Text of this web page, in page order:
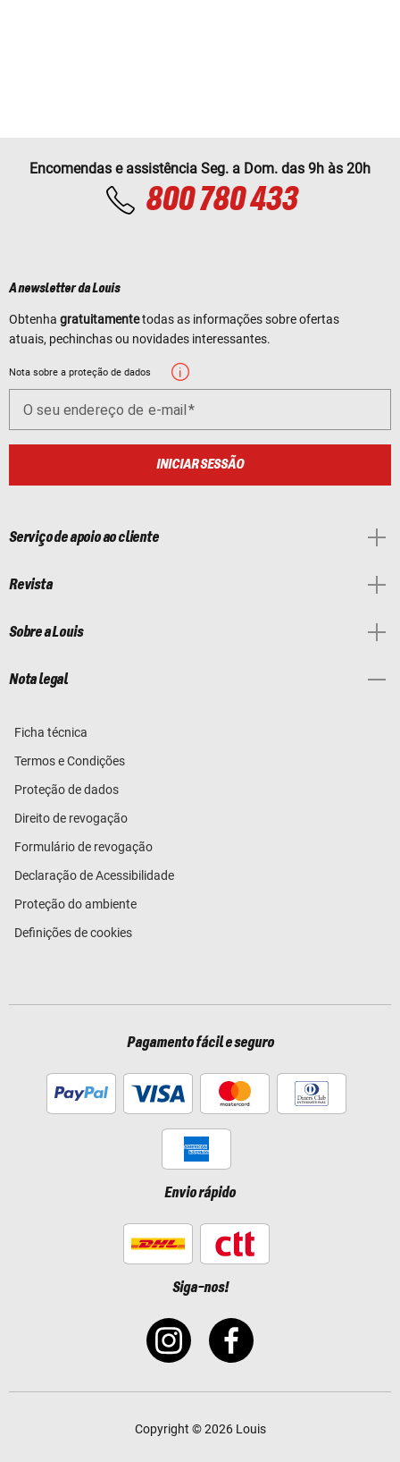
Encomendas e assistência Seg. a Dom. das 9h às 20h
800 780 433
A newsletter da Louis
Obtenha gratuitamentetodas as informações sobre ofertas
atuais, pechinchas ou novidades interessantes.
Nota sobre a proteção de dados
O seu endereço de e-mail
INICIAR SESSÃO
Serviço de apoio ao cliente
Revista
Sobre a Louis
Nota legal
Ficha técnica
Termos e Condições
Proteção de dados
Direito de revogação
Formulário de revogação
Declaração de Acessibilidade
Proteção do ambiente
Definições de cookies
Pagamento fácil e seguro
Envio rápido
Siga-nos!
Copyright © 2026 Louis